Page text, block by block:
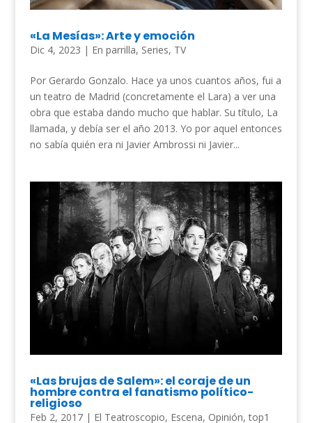
«La Mesías»: Arte y emoción
Dic 4, 2023 | En parrilla, Series, TV
Por Gerardo Gonzalo. Hace ya unos cuantos años, fui a
un teatro de Madrid (concretamente el Lara) a ver una
obra que estaba dando mucho que hablar. Su título, La
llamada, y debía ser el año 2013. Yo por aquel entonces
no sabía quién era ni Javier Ambrossi ni Javier...
«Las brujas de Salem»: el coraje de un
hombre contra el fanatismo político-
religioso
Feb 2, 2017| El Teatroscopio, Escena, Opinión,top1